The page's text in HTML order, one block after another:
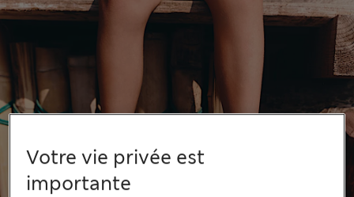
Votre vie privée est
importante